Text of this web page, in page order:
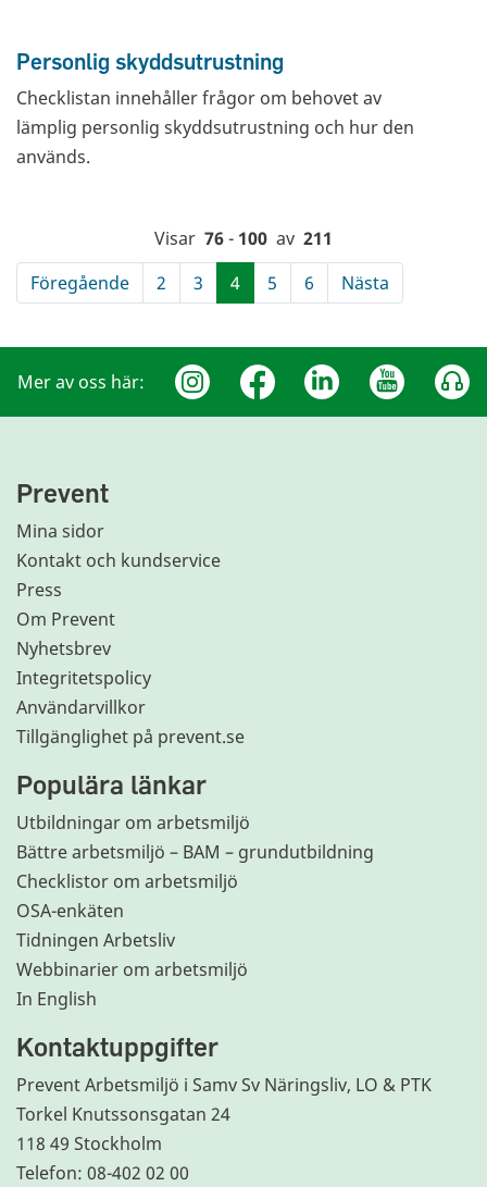
Personlig skyddsutrustning
Checklistan innehåller frågor om behovet av
lämplig personlig skyddsutrustning och hur den
används.
Visar 76- 100 av 211
Föregående
2 3 4 5 6 Nästa
Mer av oss här:
Prevent
Mina sidor
Kontakt och kundservice
Press
Om Prevent
Nyhetsbrev
Integritetspolicy
Användarvillkor
Tillgänglighet på prevent.se
Populära länkar
Utbildningar om arbetsmiljö
Bättre arbetsmiljö – BAM – grundutbildning
Checklistor om arbetsmiljö
OSA-enkäten
Tidningen Arbetsliv
Webbinarier om arbetsmiljö
In English
Kontaktuppgifter
Prevent Arbetsmiljö i Samv Sv Näringsliv, LO & PTK
Torkel Knutssonsgatan 24
118 49 Stockholm
Telefon: 08-402 02 00